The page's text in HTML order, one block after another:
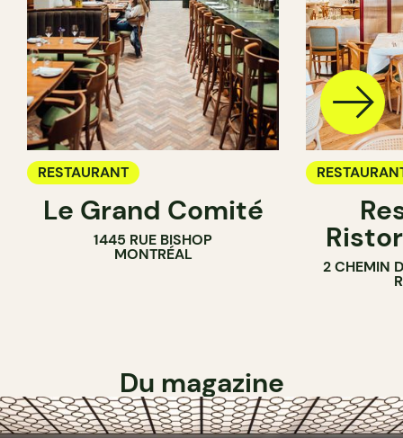
RESTAURANT
Le Grand Comité
1445 RUE BISHOP
MONTRÉAL
2 CHEMIN
Du magazine